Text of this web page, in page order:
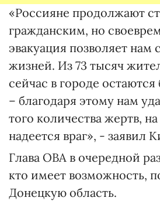
«Россияне продолжают
гражданским, но
эвакуация позволяет нам
жизней. Из 73 тысяч
сейчас в городе
– благодаря этому нам
того количества жертв,
надеется враг», - заявил
Глава ОВА в очередной
кто имеет возможность,
Донецкую область.